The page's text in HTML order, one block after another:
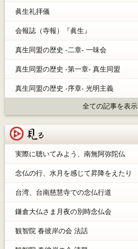
眞生礼拝儀
会報誌（寺報）『眞生』
真生同盟の歴史 -二章- 一味会
真生同盟の歴史 -第一章- 真生同盟
真生同盟の歴史 -序章- 光明主義
全ての記事を表示
実際に聴いてみよう、南無阿弥陀仏
念仏の行、水月を感じて昇降をえたり
台湾、台南慈慧寺での念仏行道
鎌倉大仏さま月夜の別時念仏会
観智院 春彼岸の会 法話